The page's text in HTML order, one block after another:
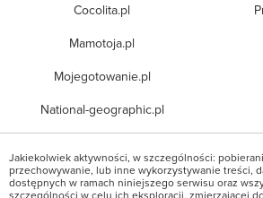
Cocolita.pl
Mamotoja.pl
Mojegotowanie.pl
National-geographic.pl
Jakiekolwiek aktywności, w szczególności:
przechowywanie, lub inne wykorzystywanie treści,
dostępnych w ramach niniejszego serwisu oraz